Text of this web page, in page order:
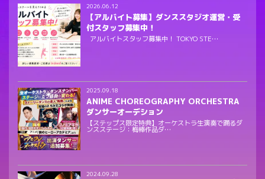
2026.06.12
【アルバイト募集】ダンススタジオ運営・受
付スタッフ募集中！
アルバイトスタッフ募集中！ TOKYO STE…
2025.09.18
ANIME CHOREOGRAPHY ORCHESTRA
ダンサーオーデション
【ステップス限定特典】オーケストラ生演奏で踊るダ
ンスステージ：梅棒作品ダ…
2024.09.28